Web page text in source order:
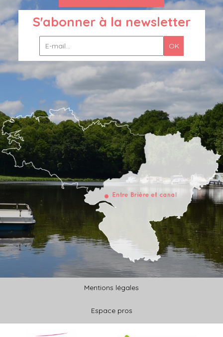
S'abonner à la newsletter
Mentions légales
Espace pros